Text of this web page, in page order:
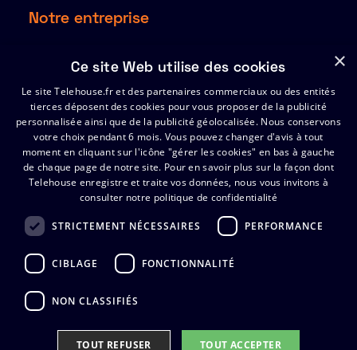
Notre entreprise
Ressources
Partenaires
Index de l’égalité Hommes-Femmes 2025
Support
Certificats
FAQ
Politique de Confidentialite
×
Ce site Web utilise des cookies
Le site Telehouse.fr et des partenaires commerciaux ou des entités
tierces déposent des cookies pour vous proposer de la publicité
personnalisée ainsi que de la publicité géolocalisée. Nous conservons
votre choix pendant 6 mois. Vous pouvez changer d'avis à tout
moment en cliquant sur l'icône "gérer les cookies" en bas à gauche
de chaque page de notre site. Pour en savoir plus sur la façon dont
Telehouse enregistre et traite vos données, nous vous invitons à
consulter notre politique de confidentialité
STRICTEMENT NÉCESSAIRES PERFORMANCE
CIBLAGE FONCTIONNALITÉ
NON CLASSIFIÉS
TOUT ACCEPTER​
TOUT REFUSER​